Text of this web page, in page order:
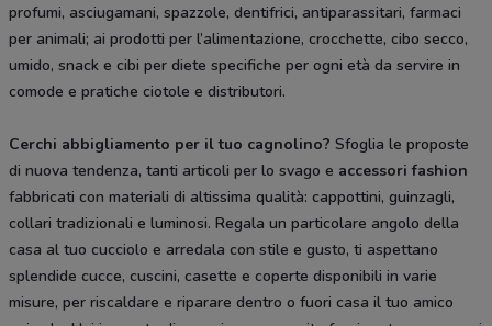
profumi, asciugamani, spazzole, dentifrici, antiparassitari, farmaci
per animali; ai prodotti per l’alimentazione, crocchette, cibo secco,
umido, snack e cibi per diete specifiche per ogni età da servire in
comode e pratiche ciotole e distributori.
Cerchi abbigliamento per il tuo cagnolino? Sfoglia le proposte
di nuova tendenza, tanti articoli per lo svago e accessori fashion
fabbricati con materiali di altissima qualità: cappottini, guinzagli,
collari tradizionali e luminosi. Regala un particolare angolo della
casa al tuo cucciolo e arredala con stile e gusto, ti aspettano
splendide cucce, cuscini, casette e coperte disponibili in varie
misure, per riscaldare e riparare dentro o fuori casa il tuo amico